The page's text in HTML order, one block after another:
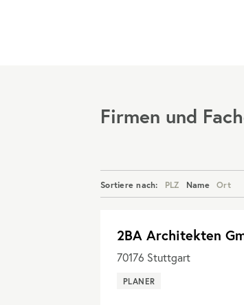
Firmen und
Sortiere nach: PLZ Name Ort
2BA Architekten
70176 Stuttgart
PLANER